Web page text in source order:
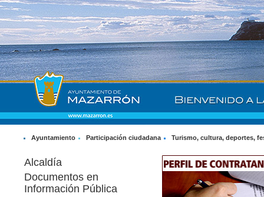
Ayuntamiento Participación ciudadana Turismo, cultura, deportes,
Alcaldía
Documentos en
Información Pública